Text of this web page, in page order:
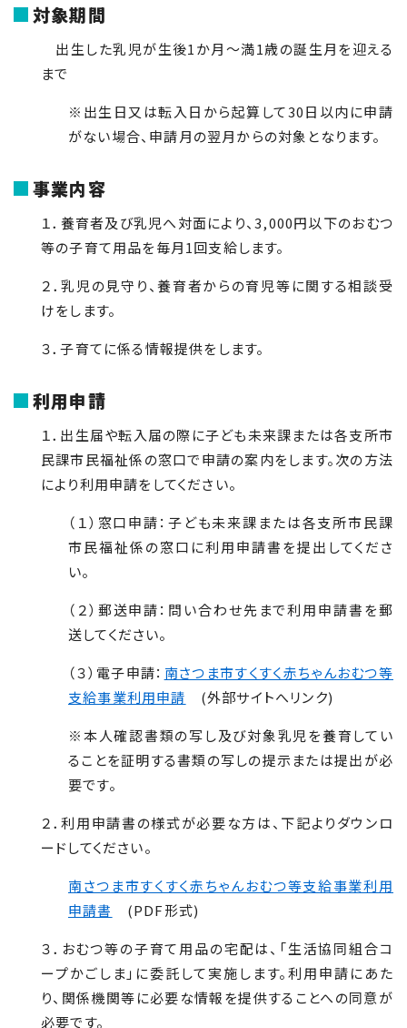
対象期間
出生した乳児が生後1か月～満1歳の誕生月を迎える
まで
※出生日又は転入日から起算して30日以内に申請
がない場合、申請月の翌月からの対象となります。
事業内容
１．養育者及び乳児へ対面により、3,000円以下のおむつ
等の子育て用品を毎月1回支給します。
２．乳児の見守り、養育者からの育児等に関する相談受
けをします。
３．子育てに係る情報提供をします。
利用申請
１．出生届や転入届の際に子ども未来課または各支所市
民課市民福祉係の窓口で申請の案内をします。次の方法
により利用申請をしてください。
（１）窓口申請：子ども未来課または各支所市民課
市民福祉係の窓口に利用申請書を提出してくださ
い。
（２）郵送申請：問い合わせ先まで利用申請書を郵
送してください。
（３）電子申請： 南さつま市すくすく赤ちゃんおむつ等
支給事業利用申請 (外部サイトへリンク)
※本人確認書類の写し及び対象乳児を養育してい
ることを証明する書類の写しの提示または提出が必
要です。
２．利用申請書の様式が必要な方は、下記よりダウンロ
ードしてください。
南さつま市すくすく赤ちゃんおむつ等支給事業利用
申請書
(PDF形式)
３．おむつ等の子育て用品の宅配は、「生活協同組合コ
ープかごしま」に委託して実施します。利用申請にあた
り、関係機関等に必要な情報を提供することへの同意が
必要です。